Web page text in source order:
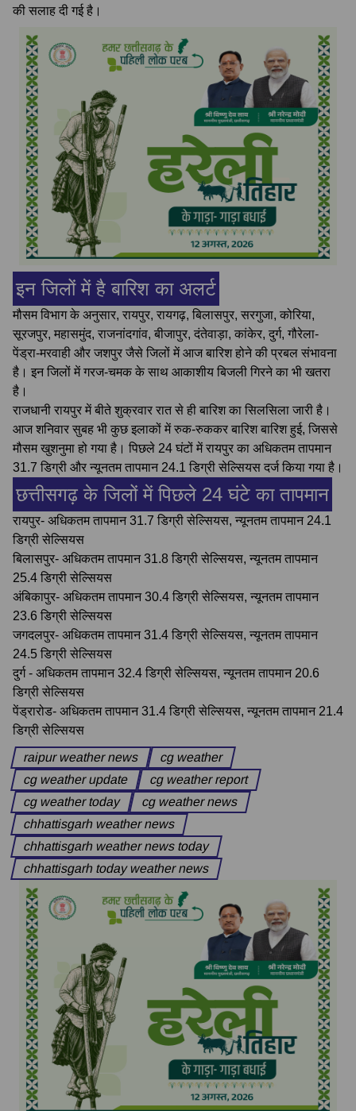
की सलाह दी गई है।
इन जिलों में है बारिश का अलर्ट
मौसम विभाग के अनुसार, रायपुर, रायगढ़, बिलासपुर, सरगुजा, कोरिया,
सूरजपुर, महासमुंद, राजनांदगांव, बीजापुर, दंतेवाड़ा, कांकेर, दुर्ग, गौरेला-
पेंड्रा-मरवाही और जशपुर जैसे जिलों में आज बारिश होने की प्रबल संभावना
है। इन जिलों में गरज-चमक के साथ आकाशीय बिजली गिरने का भी खतरा
है।
राजधानी रायपुर में बीते शुक्रवार रात से ही बारिश का सिलसिला जारी है।
आज शनिवार सुबह भी कुछ इलाकों में रुक-रुककर बारिश बारिश हुई, जिससे
मौसम खुशनुमा हो गया है। पिछले 24 घंटों में रायपुर का अधिकतम तापमान
31.7 डिग्री और न्यूनतम तापमान 24.1 डिग्री सेल्सियस दर्ज किया गया है।
छत्तीसगढ़ के जिलों में पिछले 24 घंटे का तापमान
रायपुर- अधिकतम तापमान 31.7 डिग्री सेल्सियस, न्यूनतम तापमान 24.1
डिग्री सेल्सियस
बिलासपुर- अधिकतम तापमान 31.8 डिग्री सेल्सियस, न्यूनतम तापमान
25.4 डिग्री सेल्सियस
अंबिकापुर- अधिकतम तापमान 30.4 डिग्री सेल्सियस, न्यूनतम तापमान
23.6 डिग्री सेल्सियस
जगदलपुर- अधिकतम तापमान 31.4 डिग्री सेल्सियस, न्यूनतम तापमान
24.5 डिग्री सेल्सियस
दुर्ग - अधिकतम तापमान 32.4 डिग्री सेल्सियस, न्यूनतम तापमान 20.6
डिग्री सेल्सियस
पेंड्रारोड- अधिकतम तापमान 31.4 डिग्री सेल्सियस, न्यूनतम तापमान 21.4
डिग्री सेल्सियस
raipur weather news
cg weather
cg weather update
cg weather report
cg weather today
cg weather news
chhattisgarh weather news
chhattisgarh weather news today
chhattisgarh today weather news